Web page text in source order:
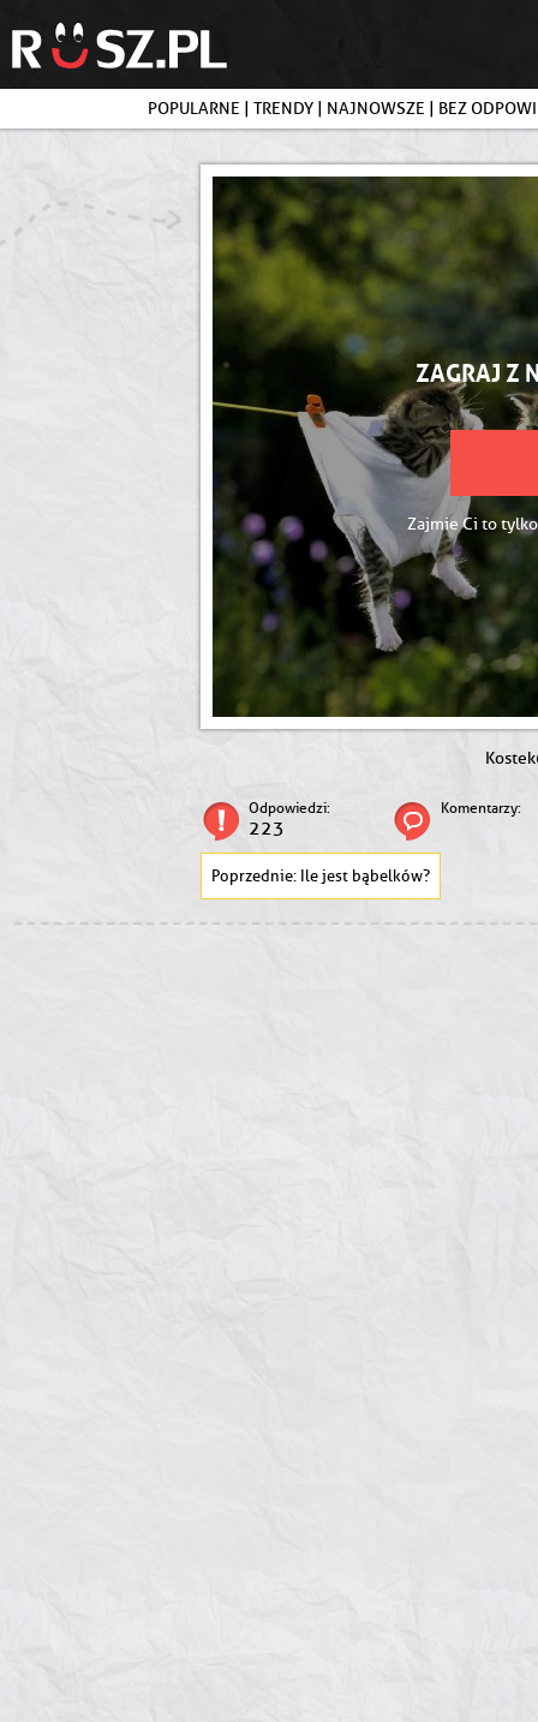
POPULARNE | TRENDY | NAJNOWSZE | BEZ
ZAGRAJ Z
Zajmie Ci to
Odpowiedzi:
223
Komentarzy:
Ile jest bąbelków?